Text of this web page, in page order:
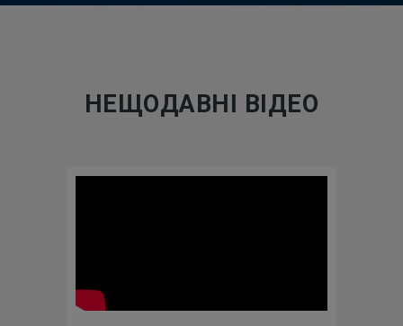
НЕЩОДАВНІ ВІДЕО